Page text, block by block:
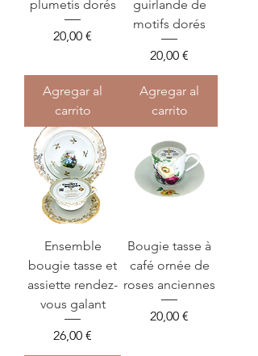
plumetis dorés
Precio
20,00 €
Agregar al
carrito
guirlande de
motifs dorés
Precio
20,00 €
Agregar al
carrito
Ensemble
bougie tasse et
assiette rendez-
vous galant
Precio
26,00 €
Bougie tasse à
café ornée de
roses anciennes
Precio
20,00 €